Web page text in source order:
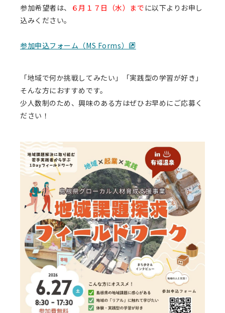
参加希望者は、
６月１７日（水）まで に以下よりお申し
込みください。
参加申込フォーム（MS Forms）
「地域で何か挑戦してみたい」「実践型の学習が好き」
そんな方におすすめです。
少人数制のため、興味のある方はぜひお早めにご応募く
ださい！